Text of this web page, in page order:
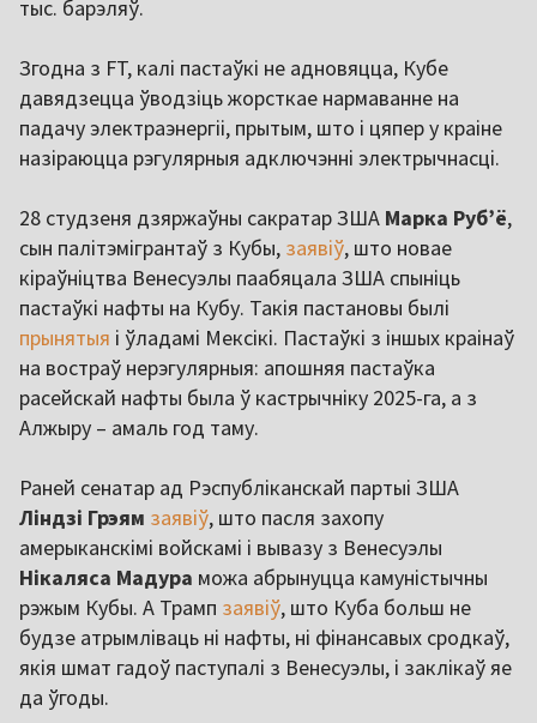
тыс. барэляў.
Згодна з FT, калі пастаўкі не адновяцца, Кубе
давядзецца ўводзіць жорсткае нармаванне на
падачу электраэнергіі, прытым, што і цяпер у краіне
назіраюцца рэгулярныя адключэнні электрычнасці.
28 студзеня дзяржаўны сакратар ЗША Марка Руб’ё,
сын палітэмігрантаў з Кубы, заявіў, што новае
кіраўніцтва Венесуэлы паабяцала ЗША спыніць
пастаўкі нафты на Кубу. Такія пастановы былі
прынятыя і ўладамі Мексікі. Пастаўкі з іншых краінаў
на востраў нерэгулярныя: апошняя пастаўка
расейскай нафты была ў кастрычніку 2025-га, а з
Алжыру – амаль год таму.
Раней сенатар ад Рэспубліканскай партыі ЗША
Ліндзі Грэям заявіў, што пасля захопу
амерыканскімі войскамі і вывазу з Венесуэлы
Нікаляса Мадура можа абрынуцца камуністычны
рэжым Кубы. А Трамп заявіў, што Куба больш не
будзе атрымліваць ні нафты, ні фінансавых сродкаў,
якія шмат гадоў паступалі з Венесуэлы, і заклікаў яе
да ўгоды.